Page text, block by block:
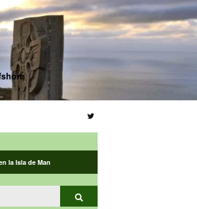
la Isla de Man
Buscar